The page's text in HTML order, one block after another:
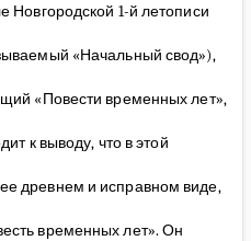
Новгородской 1-й летописи
«Начальный свод»),
«Повести временных лет»,
к выводу, что в этой
древнем и исправном виде,
временных лет». Он